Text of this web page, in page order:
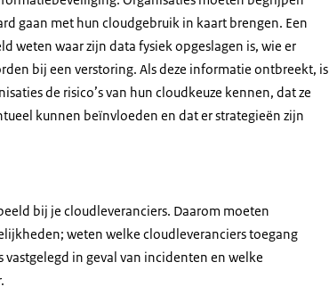
gaan met hun cloudgebruik in kaart brengen. Een
weten waar zijn data fysiek opgeslagen is, wie er
bij een verstoring. Als deze informatie ontbreekt, is
de risico’s van hun cloudkeuze kennen, dat ze
kunnen beïnvloeden en dat er strategieën zijn
bij je cloudleveranciers. Daarom moeten
weten welke cloudleveranciers toegang
in geval van incidenten en welke